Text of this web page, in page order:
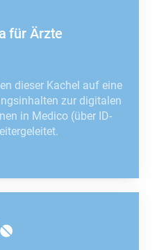
für Ärzte
dieser Kachel auf eine
zur digitalen
in Medico (über ID-